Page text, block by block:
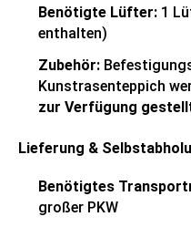
Benötigte Lüfter: 1
enthalten)
Zubehör:
Kunstrasenteppich
zur Verfügung
Lieferung &
Benötigtes
großer PKW